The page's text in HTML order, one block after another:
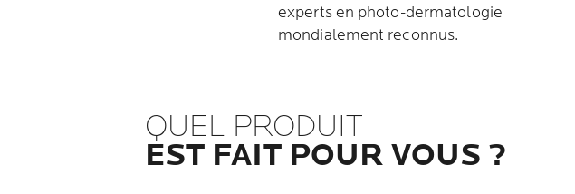
experts en photo-dermatologie
mondialement reconnus.
QUEL PRODUIT
EST FAIT POUR VOUS ?